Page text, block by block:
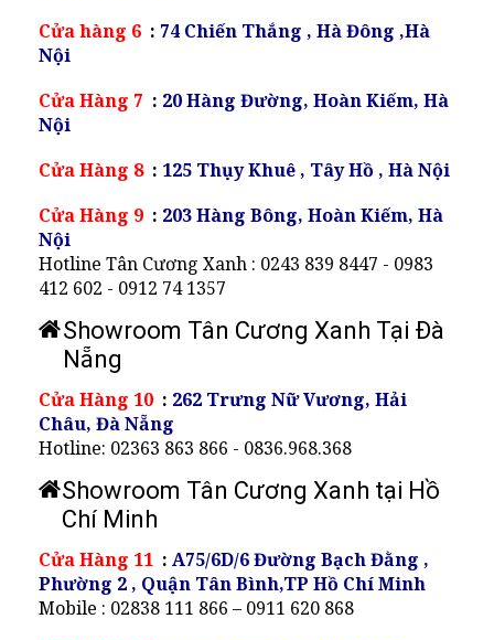
Cửa hàng 6 : 74 Chiến Thắng , Hà Đông ,Hà
Nội
Cửa Hàng 7 : 20 Hàng Đường, Hoàn Kiếm, Hà
Nội
Cửa Hàng 8 : 125 Thụy Khuê , Tây Hồ , Hà Nội
Cửa Hàng 9 : 203 Hàng Bông, Hoàn Kiếm, Hà
Nội
Hotline Tân Cương Xanh : 0243 839 8447 - 0983
412 602 - 0912 74 1357
Showroom Tân Cương Xanh Tại Đà
Nẵng
Cửa Hàng 10 : 262 Trưng Nữ Vương, Hải
Châu, Đà Nẵng
Hotline: 02363 863 866 - 0836.968.368
Showroom Tân Cương Xanh tại Hồ
Chí Minh
Cửa Hàng 11 : A75/6D/6 Đường Bạch Đằng ,
Phường 2 , Quận Tân Bình,TP Hồ Chí Minh
Mobile : 02838 111 866 – 0911 620 868